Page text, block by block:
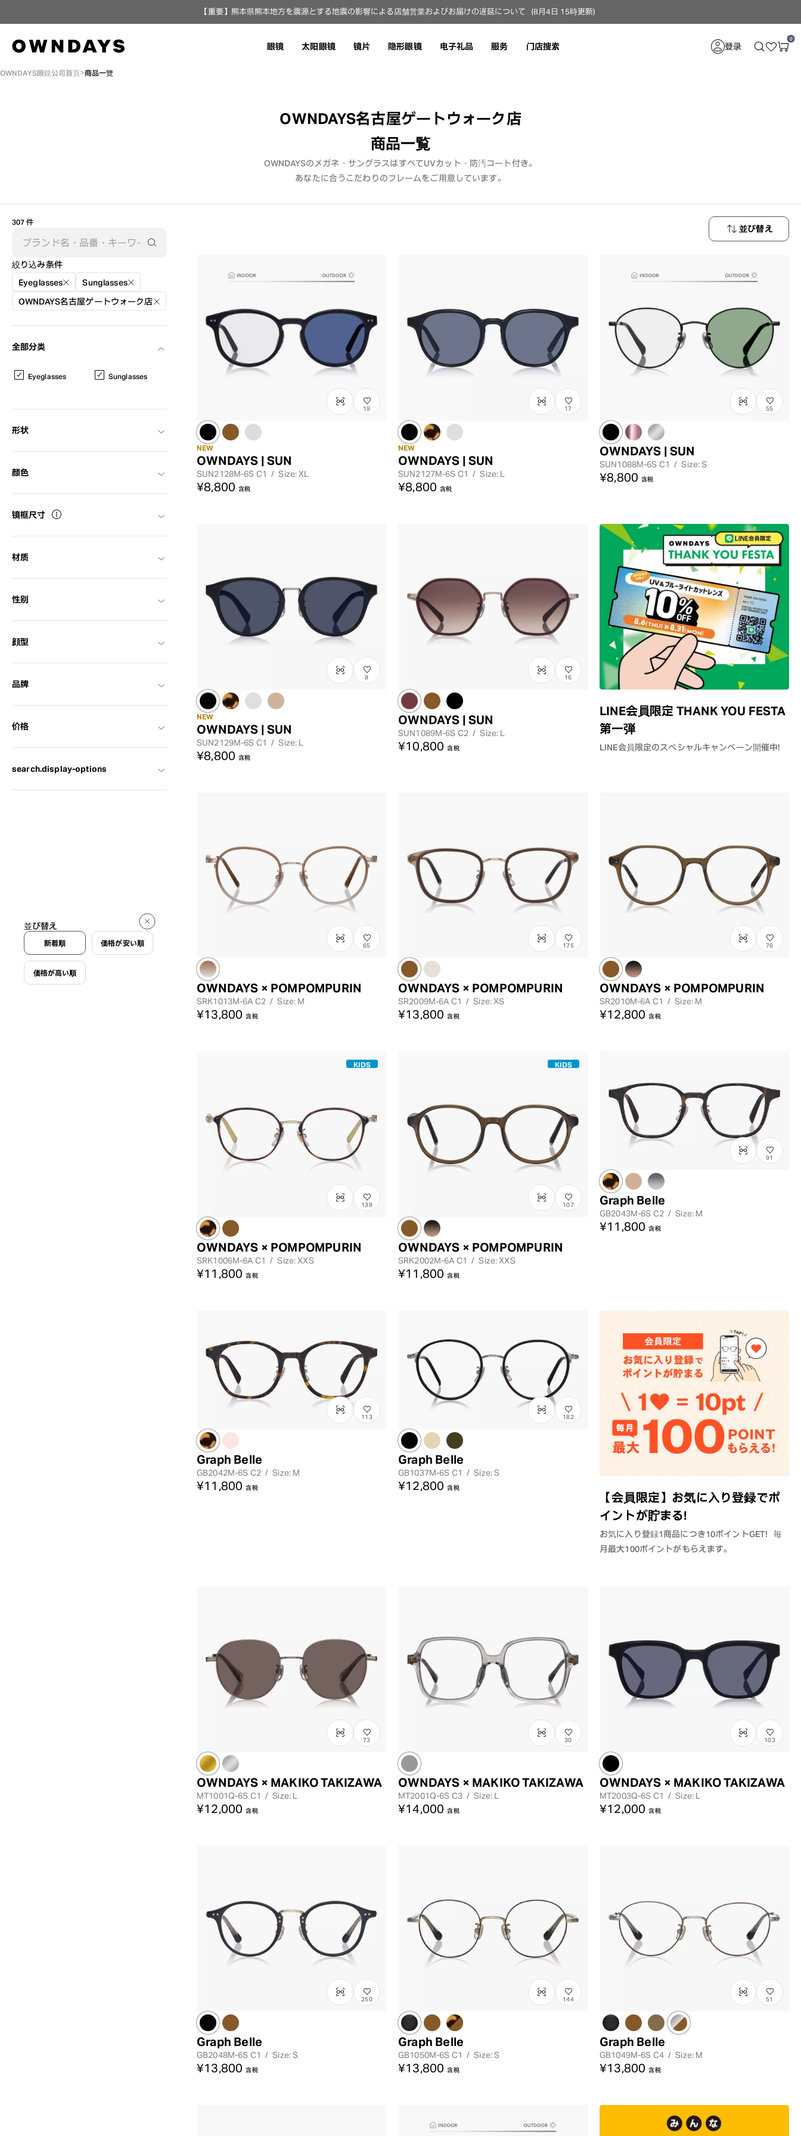
【重要】熊本県熊本地方を震源とする地震の影響による店舗営業およびお届けの遅延について（8月4日 15時更新）
眼镜 太阳眼镜 镜片 隐形眼镜 电子礼品 服务 门店搜索 登录
0
OWNDAYS眼鏡公司首頁 商品一覽
OWNDAYS名古屋ゲートウォーク店
商品一覧
OWNDAYSのメガネ・サングラスはすべてUVカット・防汚コート付き。
あなたに合うこだわりのフレームをご用意しています。
307 件
絞り込み条件
Eyeglasses Sunglasses
OWNDAYS名古屋ゲートウォーク店
全部分类
Eyeglasses Sunglasses
形状
颜色
镜框尺寸
材质
性别
顔型
品牌
价格
search.display-options
並び替え
新着順 価格が安い順
価格が高い順
並び替え
価格が安い
価格が高い
【会員限定】お気に入り登録でポ
イントが貯まる！
お気に入り登録1商品につき10ポイントGET！毎
月最大100ポイントがもらえます。
LINE会員限定 THANK YOU FESTA
第一弾
LINE会員限定のスペシャルキャンペーン開催中！
19
NEW
OWNDAYS | SUN
SUN2128M-6S C1 / Size: XL
¥8,800 含税
17
NEW
OWNDAYS | SUN
SUN2127M-6S C1 / Size: L
¥8,800 含税
55
OWNDAYS | SUN
SUN1088M-6S C1 / Size: S
¥8,800 含税
8
NEW
OWNDAYS | SUN
SUN2129M-6S C1 / Size: L
¥8,800 含税
16
OWNDAYS | SUN
SUN1089M-6S C2 / Size: L
¥10,800 含税
65
OWNDAYS × POMPOMPURIN
SRK1013M-6A C2 / Size: M
¥13,800 含税
175
OWNDAYS × POMPOMPURIN
SR2009M-6A C1 / Size: XS
¥13,800 含税
76
OWNDAYS × POMPOMPURIN
SR2010M-6A C1 / Size: M
¥12,800 含税
KIDS
138
OWNDAYS × POMPOMPURIN
SRK1006M-6A C1 / Size: XXS
¥11,800 含税
KIDS
107
OWNDAYS × POMPOMPURIN
SRK2002M-6A C1 / Size: XXS
¥11,800 含税
91
Graph Belle
GB2043M-6S C2 / Size: M
¥11,800 含税
113
Graph Belle
GB2042M-6S C2 / Size: M
¥11,800 含税
182
Graph Belle
GB1037M-6S C1 / Size: S
¥12,800 含税
73
OWNDAYS × MAKIKO TAKIZAWA
MT1001Q-6S C1 / Size: L
¥12,000 含税
30
OWNDAYS × MAKIKO TAKIZAWA
MT2001Q-6S C3 / Size: L
¥14,000 含税
103
OWNDAYS × MAKIKO TAKIZAWA
MT2003Q-6S C1 / Size: L
¥12,000 含税
250
Graph Belle
GB2048M-6S C1 / Size: S
¥13,800 含税
144
Graph Belle
GB1050M-6S C1 / Size: S
¥13,800 含税
51
Graph Belle
GB1049M-6S C4 / Size: M
¥13,800 含税
レンズカラー